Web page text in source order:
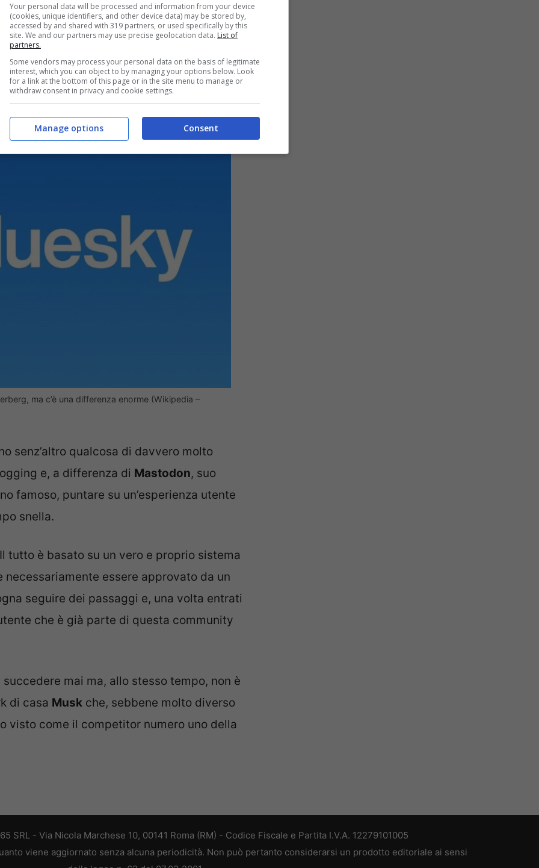
il nuovo social su invito
ma c’è una differenza enorme (Wikipedia –
senz’altro qualcosa di davvero molto
e, a differenza di Mastodon, suo
famoso, puntare su un’esperienza utente
snella.
tutto è basato su un vero e proprio sistema
essere approvato da un
seguire dei passaggi e, una volta entrati
che è già parte di questa community
mai ma, allo stesso tempo, non è
di casa Musk che, sebbene molto diverso
visto come il competitor numero uno della
SRL - Via Nicola Marchese 10, 00141 Roma (RM) - Codice Fiscale e Partita I.V.A. 12279101005
viene aggiornato senza alcuna periodicità. Non può pertanto considerarsi un prodotto editoriale ai sensi
Your personal data will be processed and information from your device
(cookies, unique identifiers, and other device data) may be stored by,
accessed by and shared with 319 partners, or used specifically by this
site. We and our partners may use precise geolocation data. List of
partners.
Some vendors may process your personal data on the basis of legitimate
interest, which you can object to by managing your options below. Look
for a link at the bottom of this page or in the site menu to manage or
withdraw consent in privacy and cookie settings.
Consent
Manage options